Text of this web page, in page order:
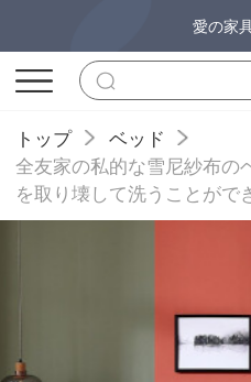
愛の家
トップ
ベッド
全友家の私的な雪尼紗布の
を取り壊して洗うことがで